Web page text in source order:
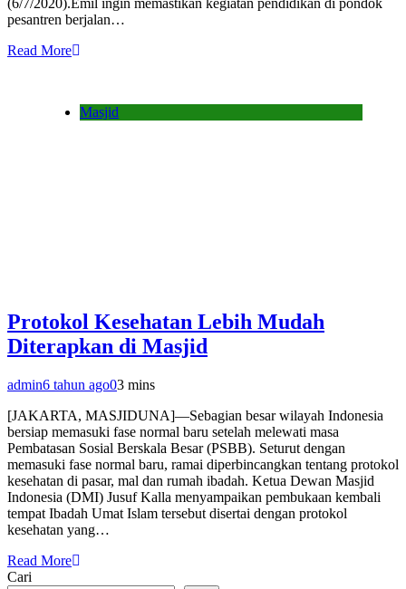
(6/7/2020).Emil ingin memastikan kegiatan pendidikan di pondok
pesantren berjalan…
Read More
Masjid
Protokol Kesehatan Lebih Mudah
Diterapkan di Masjid
admin6 tahun ago03 mins
[JAKARTA, MASJIDUNA]—Sebagian besar wilayah Indonesia
bersiap memasuki fase normal baru setelah melewati masa
Pembatasan Sosial Berskala Besar (PSBB). Seturut dengan
memasuki fase normal baru, ramai diperbincangkan tentang protokol
kesehatan di pasar, mal dan rumah ibadah. Ketua Dewan Masjid
Indonesia (DMI) Jusuf Kalla menyampaikan pembukaan kembali
tempat Ibadah Umat Islam tersebut disertai dengan protokol
kesehatan yang…
Read More
Cari